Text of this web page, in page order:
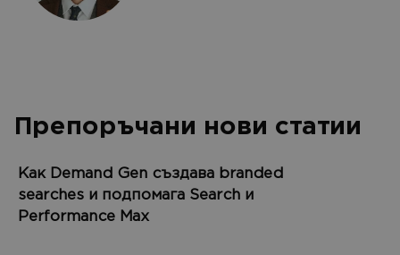
Препоръчани нови статии
Как Demand Gen създава branded
searches и подпомага Search и
Performance Max